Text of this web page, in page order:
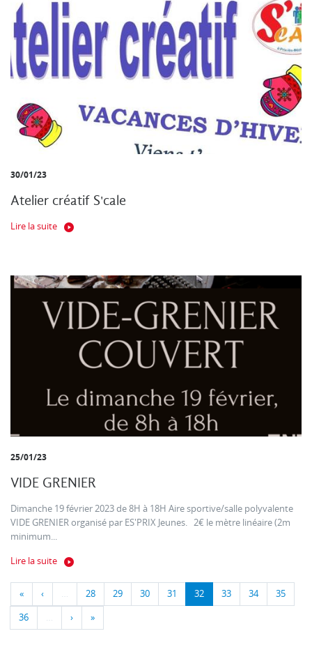
30/01/23
Atelier créatif S'cale
Lire la suite
25/01/23
VIDE GRENIER
Dimanche 19 février 2023 de 8H à 18H Aire sportive/salle polyvalente
VIDE GRENIER organisé par ES'PRIX Jeunes. 2€ le mètre linéaire (2m
minimum...
Lire la suite
« ‹ … 28 29 30 31 32 33 34 35
36 … › »